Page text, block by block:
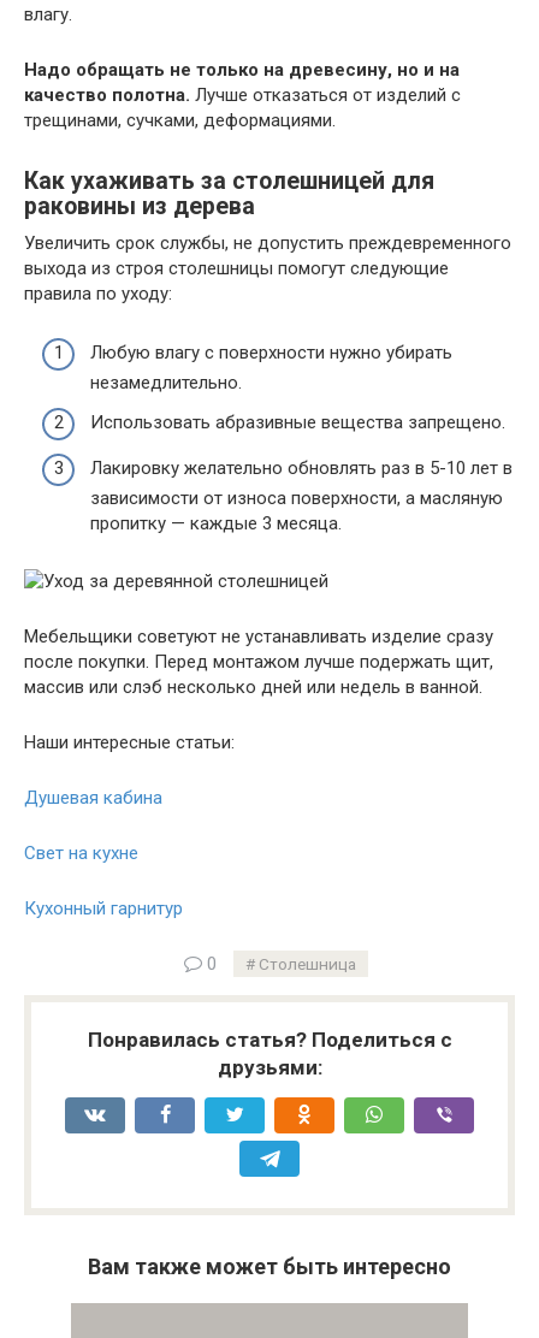
влагу.
Надо обращать не только на древесину, но и на
качество полотна. Лучше отказаться от изделий с
трещинами, сучками, деформациями.
Как ухаживать за столешницей для
раковины из дерева
Увеличить срок службы, не допустить преждевременного
выхода из строя столешницы помогут следующие
правила по уходу:
Любую влагу с поверхности нужно убирать
незамедлительно.
Использовать абразивные вещества запрещено.
Лакировку желательно обновлять раз в 5-10 лет в
зависимости от износа поверхности, а масляную
пропитку — каждые 3 месяца.
Мебельщики советуют не устанавливать изделие сразу
после покупки. Перед монтажом лучше подержать щит,
массив или слэб несколько дней или недель в ванной.
Наши интересные статьи:
Душевая кабина
Свет на кухне
Кухонный гарнитур
0 Столешница
Понравилась статья? Поделиться с
друзьями:
Вам также может быть интересно